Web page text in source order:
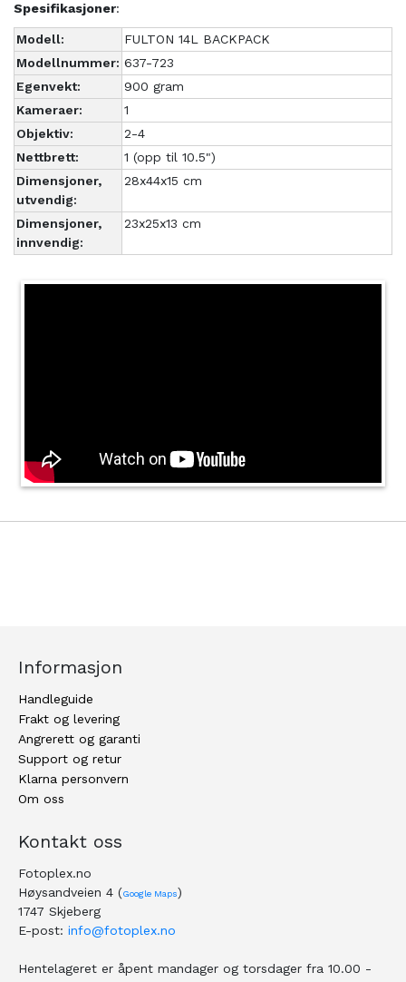
Spesifikasjoner:
Modell:
FULTON 14L BACKPACK
Modellnummer: 637-723
Egenvekt:
900 gram
Kameraer:
1
Objektiv:
2-4
Nettbrett:
1 (opp til 10.5")
Dimensjoner,
utvendig:
28x44x15 cm
Dimensjoner,
innvendig:
23x25x13 cm
Informasjon
Handleguide
Frakt og levering
Angrerett og garanti
Support og retur
Klarna personvern
Om oss
Kontakt oss
Fotoplex.no
Høysandveien 4 (Google Maps)
1747 Skjeberg
E-post: info@fotoplex.no
Hentelageret er åpent mandager og torsdager fra 10.00 -